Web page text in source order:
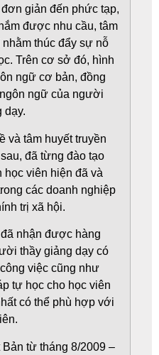
giản đến phức tạp,
được nhu cầu, tâm
thúc đẩy sự nỗ
Trên cơ sở đó, hình
ngữ cơ bản, đồng
ngữ của người
dạy.
và tâm huyết truyền
đã từng đào tạo
học viên hiện đã và
các doanh nghiệp
trị xã hội.
nhận được hàng
thầy giảng dạy có
việc cũng như
tự học cho học viên
có thể phù hợp với
từ tháng 8/2009 –